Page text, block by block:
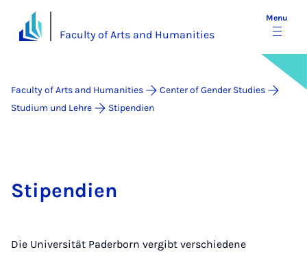
Faculty of Arts and Humanities
Menu
Faculty of Arts and Humanities
Center of Gender Studies
Studium und Lehre
Stipendien
Stipendien
Die Universität Paderborn vergibt verschiedene